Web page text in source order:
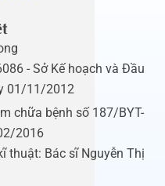
- Sở Kế hoạch và Đầu
01/11/2012
chữa bệnh số 187/BYT-
2016
thuật: Bác sĩ Nguyễn Thị